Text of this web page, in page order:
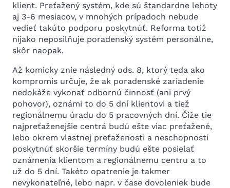
klient. Preťažený systém, kde sú štandardne lehoty
aj 3-6 mesiacov, v mnohých prípadoch nebude
vedieť takúto podporu poskytnúť. Reforma totiž
nijako neposilňuje poradenský systém personálne,
skôr naopak.
Až komicky znie následný ods. 8, ktorý teda ako
kompromis určuje, že ak poradenské zariadenie
nedokáže vykonať odbornú činnosť (ani prvý
pohovor), oznámi to do 5 dní klientovi a tiež
regionálnemu úradu do 5 pracovných dní. Čiže tie
najpreťaženejšie centrá budú ešte viac preťažené,
lebo okrem vlastnej preťaženosti a neschopnosti
poskytnúť skoršie termíny budú ešte posielať
oznámenia klientom a regionálnemu centru a to
už do 5 dní. Takéto opatrenie je takmer
nevykonateľné, lebo napr. v čase dovoleniek bude